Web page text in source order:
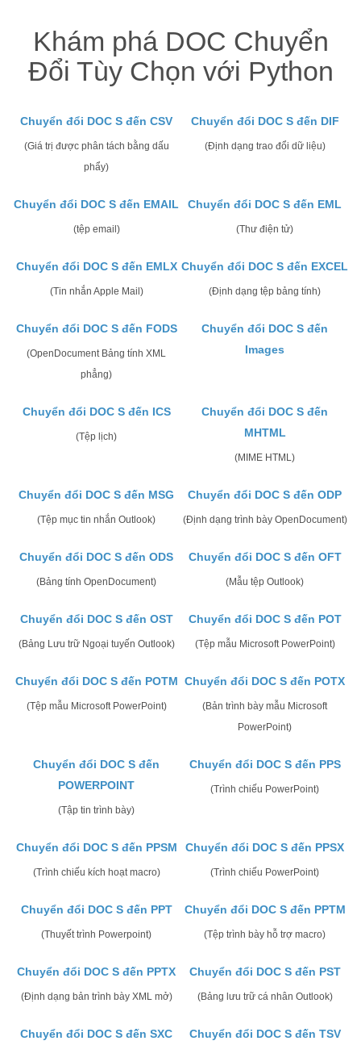
Khám phá DOC Chuyển
Đổi Tùy Chọn với Python
Chuyển đổi DOC S đến CSV
(Giá trị được phân tách bằng dấu
phẩy)
Chuyển đổi DOC S đến DIF
(Định dạng trao đổi dữ liệu)
Chuyển đổi DOC S đến EMAIL
(tệp email)
Chuyển đổi DOC S đến EML
(Thư điện tử)
Chuyển đổi DOC S đến EMLX
(Tin nhắn Apple Mail)
Chuyển đổi DOC S đến EXCEL
(Định dạng tệp bảng tính)
Chuyển đổi DOC S đến FODS
(OpenDocument Bảng tính XML
phẳng)
Chuyển đổi DOC S đến
Images
Chuyển đổi DOC S đến ICS
(Tệp lịch)
Chuyển đổi DOC S đến
MHTML
(MIME HTML)
Chuyển đổi DOC S đến MSG
(Tệp mục tin nhắn Outlook)
Chuyển đổi DOC S đến ODP
(Định dạng trình bày OpenDocument)
Chuyển đổi DOC S đến ODS
(Bảng tính OpenDocument)
Chuyển đổi DOC S đến OFT
(Mẫu tệp Outlook)
Chuyển đổi DOC S đến OST
(Bảng Lưu trữ Ngoại tuyến Outlook)
Chuyển đổi DOC S đến POT
(Tệp mẫu Microsoft PowerPoint)
Chuyển đổi DOC S đến POTM
(Tệp mẫu Microsoft PowerPoint)
Chuyển đổi DOC S đến POTX
(Bản trình bày mẫu Microsoft
PowerPoint)
Chuyển đổi DOC S đến
POWERPOINT
(Tập tin trình bày)
Chuyển đổi DOC S đến PPS
(Trình chiếu PowerPoint)
Chuyển đổi DOC S đến PPSM
(Trình chiếu kích hoạt macro)
Chuyển đổi DOC S đến PPSX
(Trình chiếu PowerPoint)
Chuyển đổi DOC S đến PPT
(Thuyết trình Powerpoint)
Chuyển đổi DOC S đến PPTM
(Tệp trình bày hỗ trợ macro)
Chuyển đổi DOC S đến PPTX
(Định dạng bản trình bày XML mở)
Chuyển đổi DOC S đến PST
(Bảng lưu trữ cá nhân Outlook)
Chuyển đổi DOC S đến SXC Chuyển đổi DOC S đến TSV